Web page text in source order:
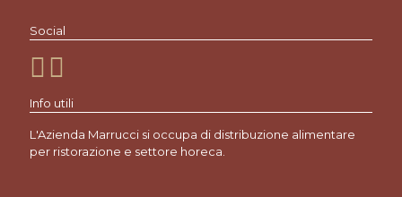
Social
Info utili
L'Azienda Marrucci si occupa di distribuzione alimentare
per ristorazione e settore horeca.